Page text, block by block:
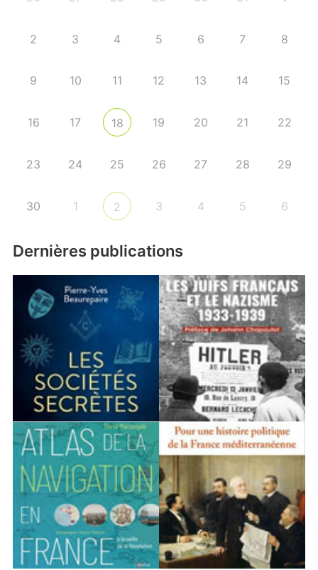
2 3 4 5 6 7 8
9 10 11 12 13 14 15
16 17 18 19 20 21 22
23 24 25 26 27 28 29
30 1 2 3 4 5 6
Dernières publications